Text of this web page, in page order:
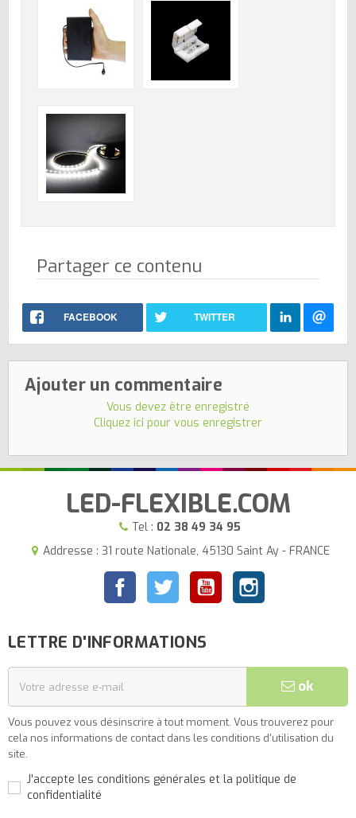
Partager ce contenu
FACEBOOK TWITTER
Ajouter un commentaire
Vous devez être enregistré
Cliquez ici pour vous enregistrer
LED-FLEXIBLE.COM
Tel : 02 38 49 34 95
Addresse : 31 route Nationale, 45130 Saint Ay - FRANCE
FacebookTwitter YouTubeInstagram
LETTRE D'INFORMATIONS
ok
Vous pouvez vous désinscrire à tout moment. Vous trouverez pour
cela nos informations de contact dans les conditions d'utilisation du
site.
J'accepte les conditions générales et la politique de
confidentialité